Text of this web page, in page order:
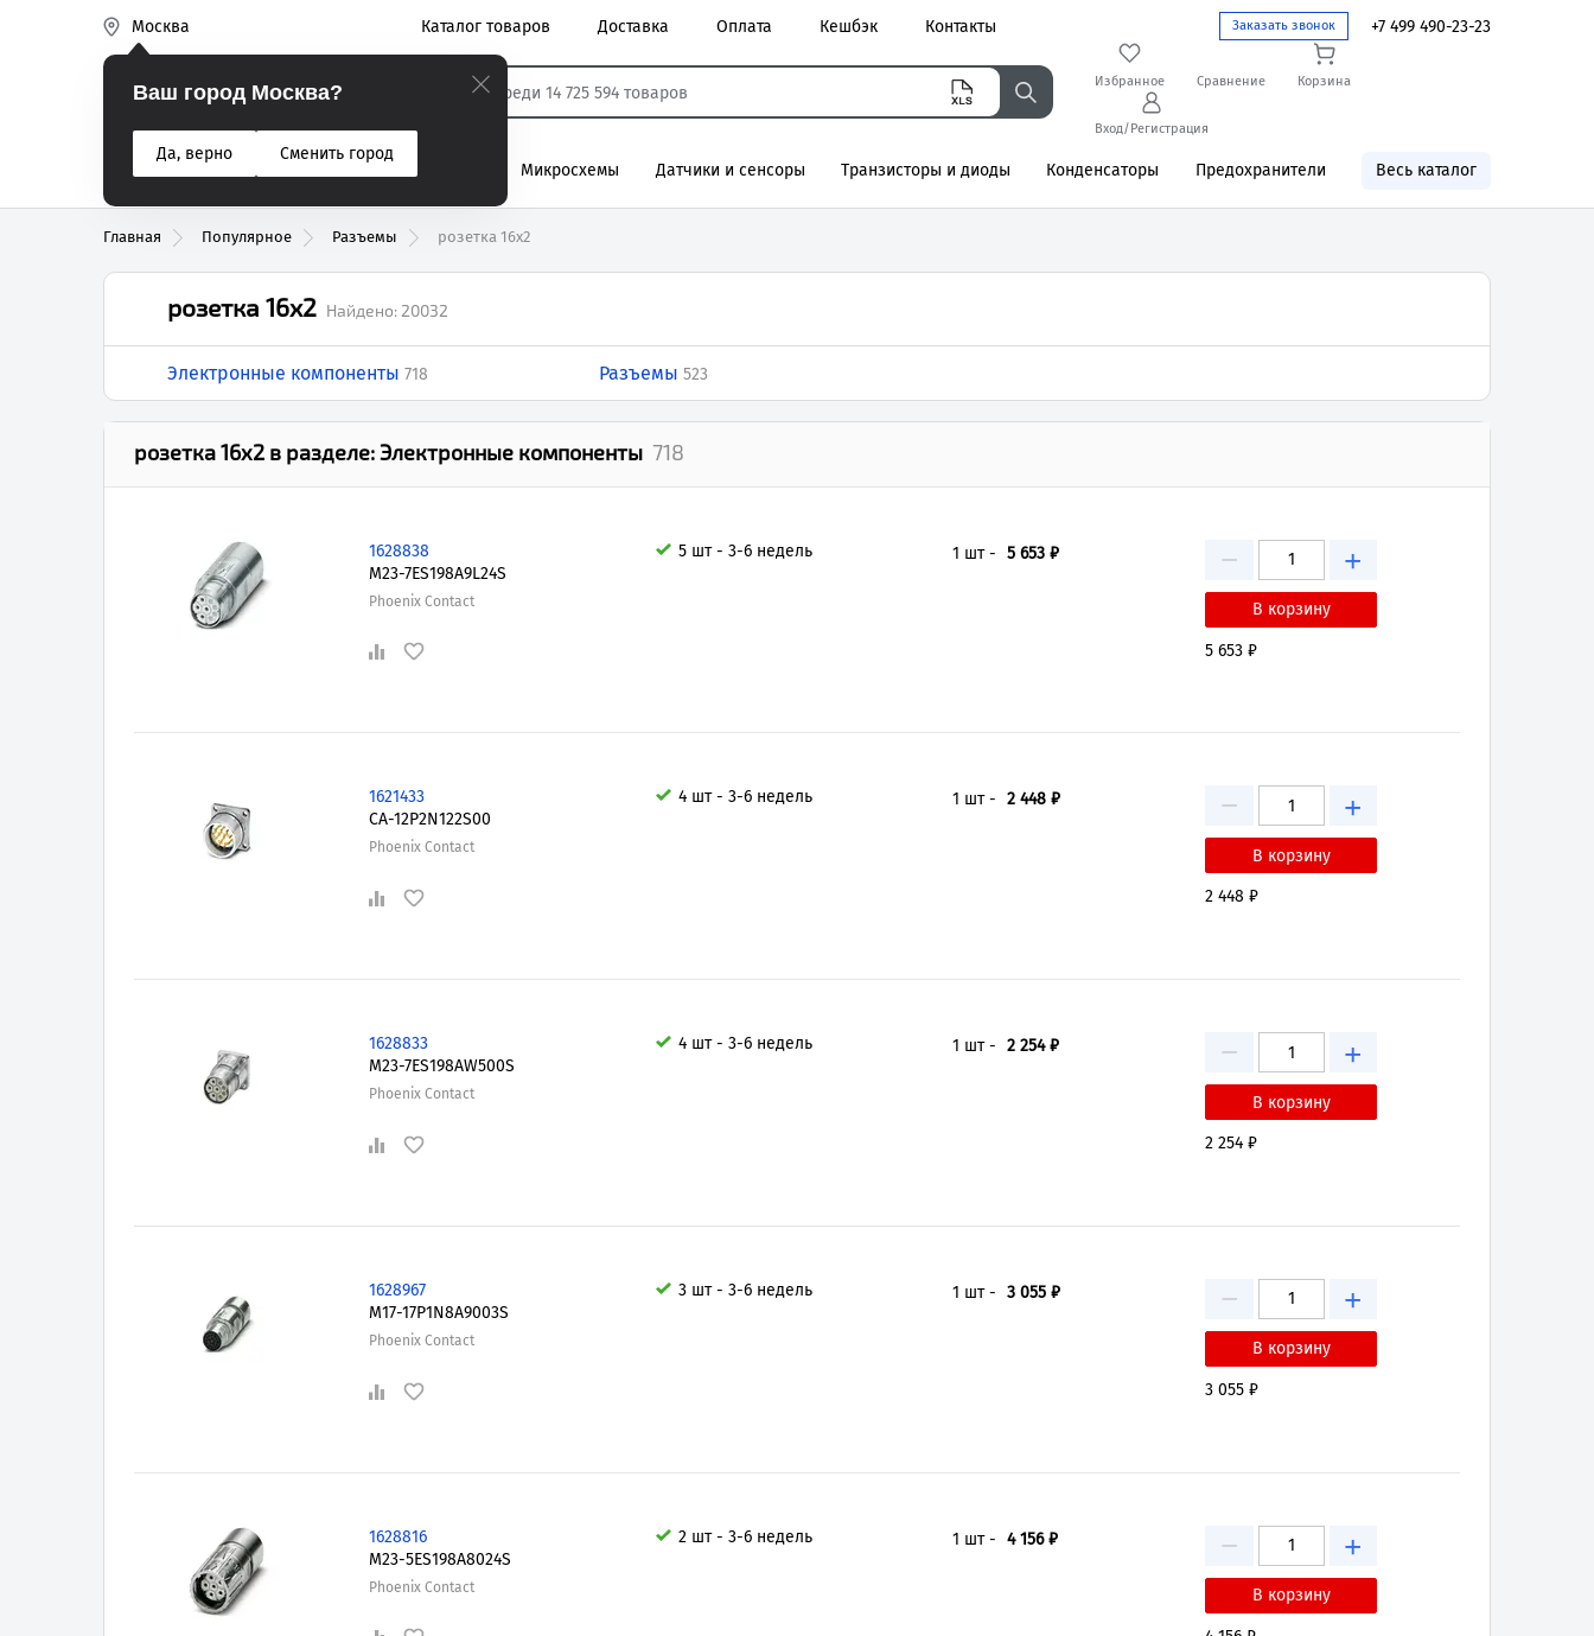
Москва Заказать звонок +7 499 490-23-23
Каталог товаров Доставка Оплата Кешбэк Контакты
Реле электромагнитные
Эиком Избранное Сравнение Корзина
Вход/Регистрация
Ваш город Москва?
Да, верно
Сменить город
% Акции
Разъемы Вентиляторы Микросхемы Датчики и сенсоры Транзисторы и диоды Конденсаторы Предохранители Весь каталог
Главная Популярное Разъемы розетка 16х2
розетка 16х2 Найдено: 20032
Электронные компоненты 718 Разъемы 523
розетка 16х2 в разделе:Электронные компоненты 718
1628838
M23-7ES198A9L24S
Phoenix Contact
5 шт - 3-6 недель 1 шт - 5 653 ₽ − +
5 653 ₽
1621433
CA-12P2N122S00
Phoenix Contact
4 шт - 3-6 недель 1 шт - 2 448 ₽ − +
2 448 ₽
1628833
M23-7ES198AW500S
Phoenix Contact
4 шт - 3-6 недель 1 шт - 2 254 ₽ − +
2 254 ₽
1628967
M17-17P1N8A9003S
Phoenix Contact
3 шт - 3-6 недель 1 шт - 3 055 ₽ − +
3 055 ₽
1628816
M23-5ES198A8024S
Phoenix Contact
2 шт - 3-6 недель 1 шт - 4 156 ₽ − +